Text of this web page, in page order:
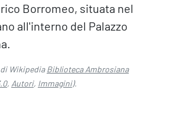
Borromeo, situata nel
all'interno del Palazzo
WikipediaBiblioteca Ambrosiana
, Autori, Immagini).